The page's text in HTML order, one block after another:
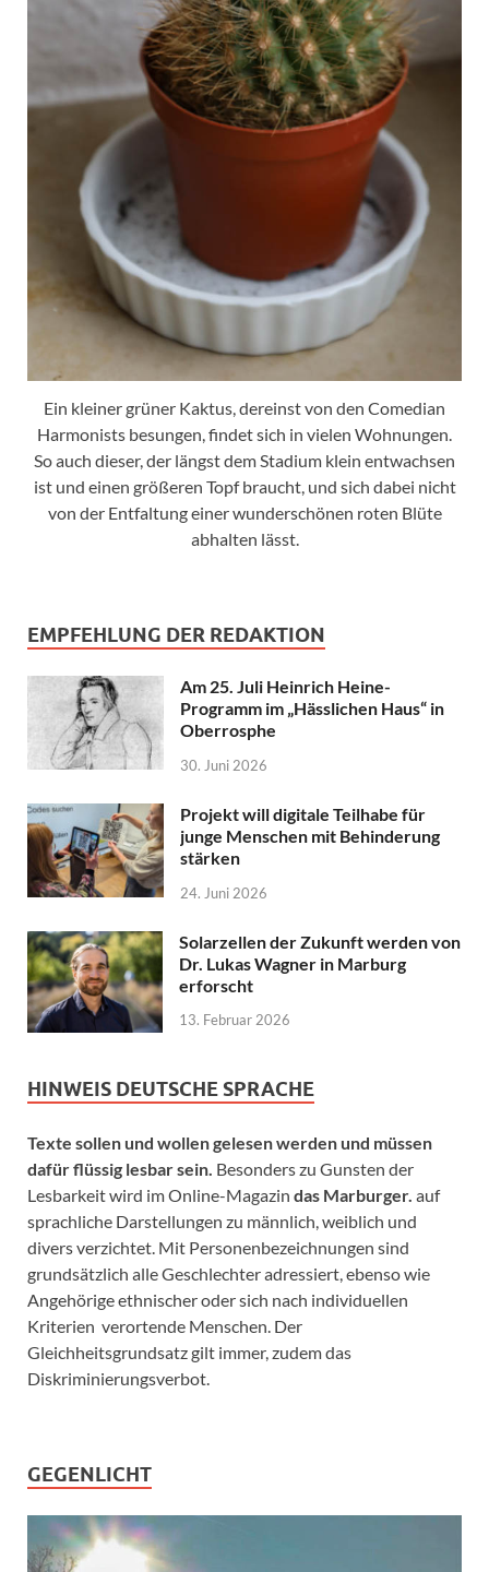
Ein kleiner grüner Kaktus, dereinst von den Comedian
Harmonists besungen, findet sich in vielen Wohnungen.
So auch dieser, der längst dem Stadium klein entwachsen
ist und einen größeren Topf braucht, und sich dabei nicht
von der Entfaltung einer wunderschönen roten Blüte
abhalten lässt.
EMPFEHLUNG DER REDAKTION
Am 25. Juli Heinrich Heine-
Programm im „Hässlichen Haus“ in
Oberrosphe
30. Juni 2026
Projekt will digitale Teilhabe für
junge Menschen mit Behinderung
stärken
24. Juni 2026
Solarzellen der Zukunft werden von
Dr. Lukas Wagner in Marburg
erforscht
13. Februar 2026
HINWEIS DEUTSCHE SPRACHE
Texte sollen und wollen gelesen werden und müssen
dafür flüssig lesbar sein. Besonders zu Gunsten der
Lesbarkeit wird im Online-Magazin das Marburger. auf
sprachliche Darstellungen zu männlich, weiblich und
divers verzichtet. Mit Personenbezeichnungen sind
grundsätzlich alle Geschlechter adressiert, ebenso wie
Angehörige ethnischer oder sich nach individuellen
Kriterien verortende Menschen. Der
Gleichheitsgrundsatz gilt immer, zudem das
Diskriminierungsverbot.
GEGENLICHT